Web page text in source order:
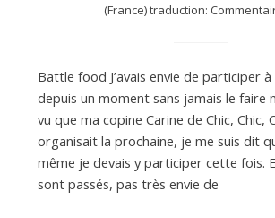
(France) traduction:
Battle food J’avais envie de participer
depuis un moment sans jamais le faire
vu que ma copine Carine de Chic, Chic,
organisait la prochaine, je me suis dit
même je devais y participer cette fois.
sont passés, pas très envie de